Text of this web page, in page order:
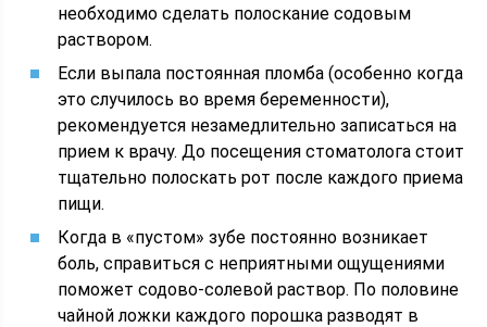
необходимо сделать полоскание содовым
раствором.
Если выпала постоянная пломба (особенно когда
это случилось во время беременности),
рекомендуется незамедлительно записаться на
прием к врачу. До посещения стоматолога стоит
тщательно полоскать рот после каждого приема
пищи.
Когда в «пустом» зубе постоянно возникает
боль, справиться с неприятными ощущениями
поможет содово-солевой раствор. По половине
чайной ложки каждого порошка разводят в